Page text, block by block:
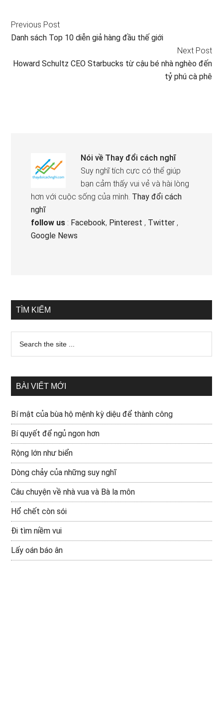
Previous Post
Danh sách Top 10 diễn giả hàng đầu thế giới
Next Post
Howard Schultz CEO Starbucks từ cậu bé nhà nghèo đến
tỷ phú cà phê
Nói về Thay đổi cách nghĩ
Suy nghĩ tích cực có thể giúp
bạn cảm thấy vui vẻ và hài lòng
hơn với cuộc sống của mình. Thay đổi cách
nghĩ
follow us : Facebook, Pinterest , Twitter ,
Google News
TÌM KIẾM
BÀI VIẾT MỚI
Bí mật của bùa hộ mệnh kỳ diệu để thành công
Bí quyết để ngủ ngon hơn
Rộng lớn như biển
Dòng chảy của những suy nghĩ
Câu chuyện về nhà vua và Bà la môn
Hổ chết còn sói
Đi tìm niềm vui
Lấy oán báo ân